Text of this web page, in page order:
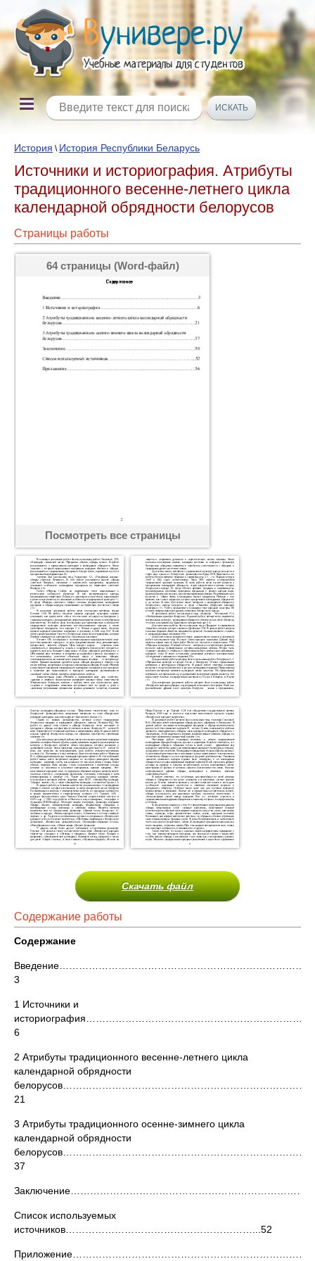
История \ История Республики Беларусь
Источники и историография. Атрибуты
традиционного весенне-летнего цикла
календарной обрядности белорусов
Страницы работы
64 страницы (Word-файл)
Посмотреть все страницы
Скачать файл
Содержание работы
Содержание
3
1 Источники и
историография…………………………………………………………
6
2 Атрибуты традиционного весенне-летнего цикла
календарной обрядности
21
3 Атрибуты традиционного осенне-зимнего цикла
календарной обрядности
37
Список используемых
источников…………………………………………………...52